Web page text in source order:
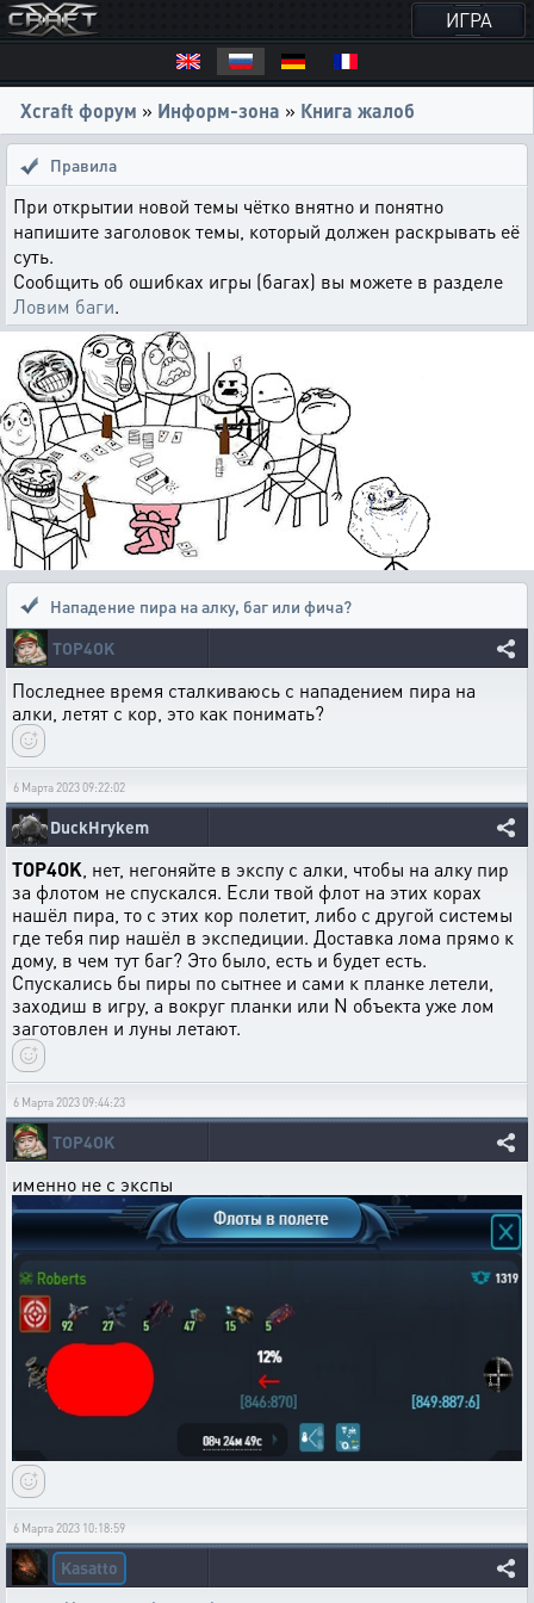
ИГРА
Xcraft форум » Информ-зона » Книга жалоб
Правила
При открытии новой темы чётко внятно и понятно
напишите заголовок темы, который должен раскрывать её
суть.
Сообщить об ошибках игры (багах) вы можете в разделе
Ловим баги.
Нападение пира на алку, баг или фича?
TOP4OK
Последнее время сталкиваюсь с нападением пира на
алки, летят с кор, это как понимать?
6 Марта 2023 09:22:02
DuckHrykem
TOP4OK , нет, негоняйте в экспу с алки, чтобы на алку пир
за флотом не спускался. Если твой флот на этих корах
нашёл пира, то с этих кор полетит, либо с другой системы
где тебя пир нашёл в экспедиции. Доставка лома прямо к
дому, в чем тут баг? Это было, есть и будет есть.
Спускались бы пиры по сытнее и сами к планке летели,
заходиш в игру, а вокруг планки или N объекта уже лом
заготовлен и луны летают.
6 Марта 2023 09:44:23
TOP4OK
именно не с экспы
6 Марта 2023 10:18:59
Kasatto